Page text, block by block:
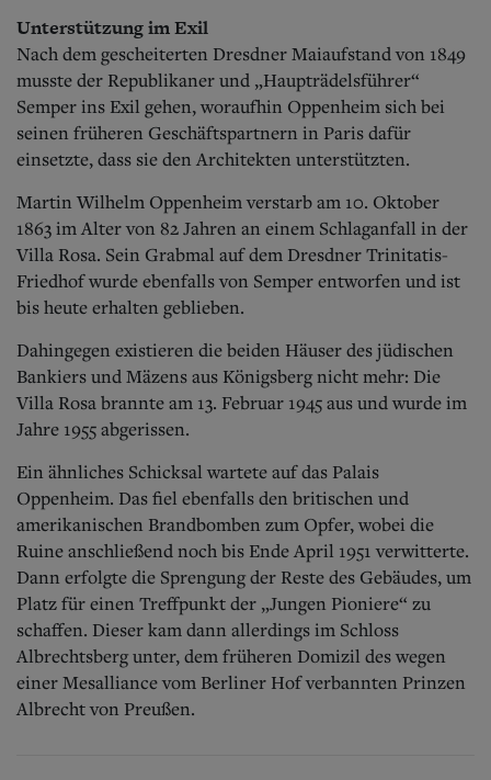
Unterstützung im Exil
Nach dem gescheiterten Dresdner Maiaufstand von 1849
musste der Republikaner und „Haupträdelsführer“
Semper ins Exil gehen, woraufhin Oppenheim sich bei
seinen früheren Geschäftspartnern in Paris dafür
einsetzte, dass sie den Architekten unterstützten.
Martin Wilhelm Oppenheim verstarb am 10. Oktober
1863 im Alter von 82 Jahren an einem Schlaganfall in der
Villa Rosa. Sein Grabmal auf dem Dresdner Trinitatis-
Friedhof wurde ebenfalls von Semper entworfen und ist
bis heute erhalten geblieben.
Dahingegen existieren die beiden Häuser des jüdischen
Bankiers und Mäzens aus Königsberg nicht mehr: Die
Villa Rosa brannte am 13. Februar 1945 aus und wurde im
Jahre 1955 abgerissen.
Ein ähnliches Schicksal wartete auf das Palais
Oppenheim. Das fiel ebenfalls den britischen und
amerikanischen Brandbomben zum Opfer, wobei die
Ruine anschließend noch bis Ende April 1951 verwitterte.
Dann erfolgte die Sprengung der Reste des Gebäudes, um
Platz für einen Treffpunkt der „Jungen Pioniere“ zu
schaffen. Dieser kam dann allerdings im Schloss
Albrechtsberg unter, dem früheren Domizil des wegen
einer Mesalliance vom Berliner Hof verbannten Prinzen
Albrecht von Preußen.